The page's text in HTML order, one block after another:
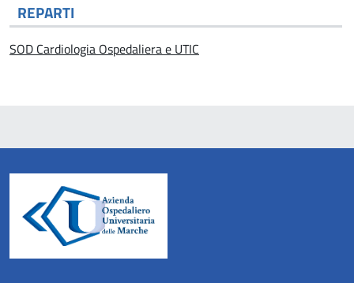
REPARTI
SOD Cardiologia Ospedaliera e UTIC